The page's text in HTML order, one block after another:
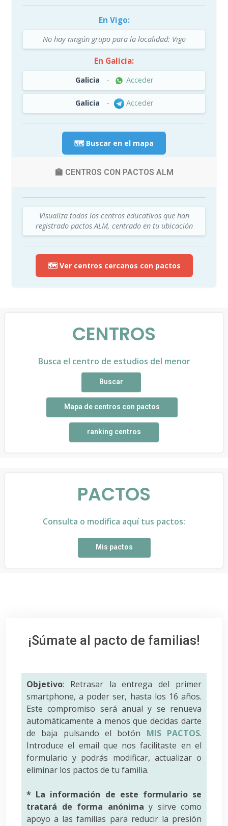
En Vigo:
No hay ningún grupo para la localidad: Vigo
En Galicia:
Galicia - Acceder
Galicia - Acceder
🗺️ Buscar en el mapa
🏫 CENTROS CON PACTOS ALM
Visualiza todos los centros educativos que han
registrado pactos ALM, centrado en tu ubicación
🗺️ Ver centros cercanos con pactos
CENTROS
Busca el centro de estudios del menor
Buscar
Mapa de centros con pactos
ranking centros
PACTOS
Consulta o modifica aquí tus pactos:
Mis pactos
¡Súmate al pacto de familias!
Objetivo: Retrasar la entrega del primer
smartphone, a poder ser, hasta los 16 años.
Este compromiso será anual y se renueva
automáticamente a menos que decidas darte
de baja pulsando el botón MIS PACTOS.
Introduce el email que nos facilitaste en el
formulario y podrás modificar, actualizar o
eliminar los pactos de tu familia.
* La información de este formulario se
tratará de forma anónima y sirve como
apoyo a las familias para reducir la presión